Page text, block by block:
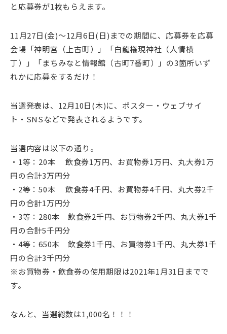
と応募券が1枚もらえます。
11月27日(金)～12月6日(日)までの期間に、応募券を応募
会場「神明宮（上古町）」「白龍権現神社（人情横
丁）」「まちみなと情報館（古町7番町）」の3箇所いず
れかに応募をするだけ！
当選発表は、12月10日(木)に、ポスター・ウェブサイ
ト・SNSなどで発表されるようです。
当選内容は以下の通り。
・1等：20本 飲食券1万円、お買物券1万円、丸大券1万
円の合計3万円分
・2等：50本 飲食券4千円、お買物券4千円、丸大券2千
円の合計1万円分
・3等：280本 飲食券2千円、お買物券2千円、丸大券1千
円の合計5千円分
・4等：650本 飲食券1千円、お買物券1千円、丸大券1千
円の合計3千円分
※お買物券・飲食券の使用期限は2021年1月31日までで
す。
なんと、当選総数は1,000名！！！